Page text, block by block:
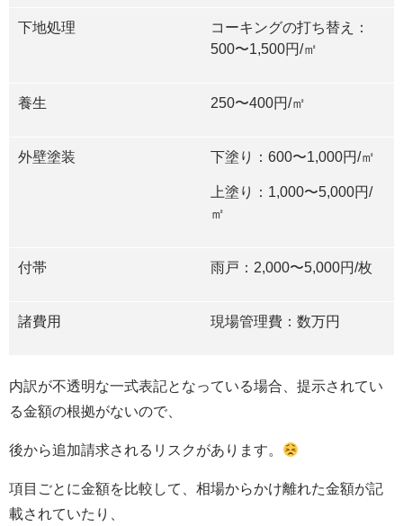
下地処理
コーキングの打ち替え：
500〜1,500円/㎡
養生 250〜400円/㎡
外壁塗装 下塗り： 600〜1,000円/㎡
上塗り： 1,000〜5,000円/
㎡
付帯 雨戸： 2,000〜5,000円/枚
諸費用 現場管理費：数万円
内訳が不透明な一式表記となっている場合、提示されてい
る金額の根拠がないので、
後から追加請求されるリスクがあります。
項目ごとに金額を比較して、相場からかけ離れた金額が記
載されていたり、